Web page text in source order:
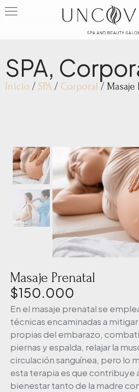
SPA,
Inicio / SPA / Corporal / Masaje
Masaje Prenatal
$150.000
En el masaje prenatal se
técnicas encaminadas a
propias del embarazo,
piernas y espalda, relajar la
circulación sanguínea, pero lo
esta terapia es que contribuye
bienestar tanto de la madre